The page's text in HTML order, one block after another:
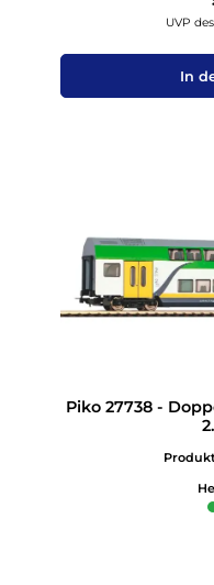
UVP
In
Piko 27738 -